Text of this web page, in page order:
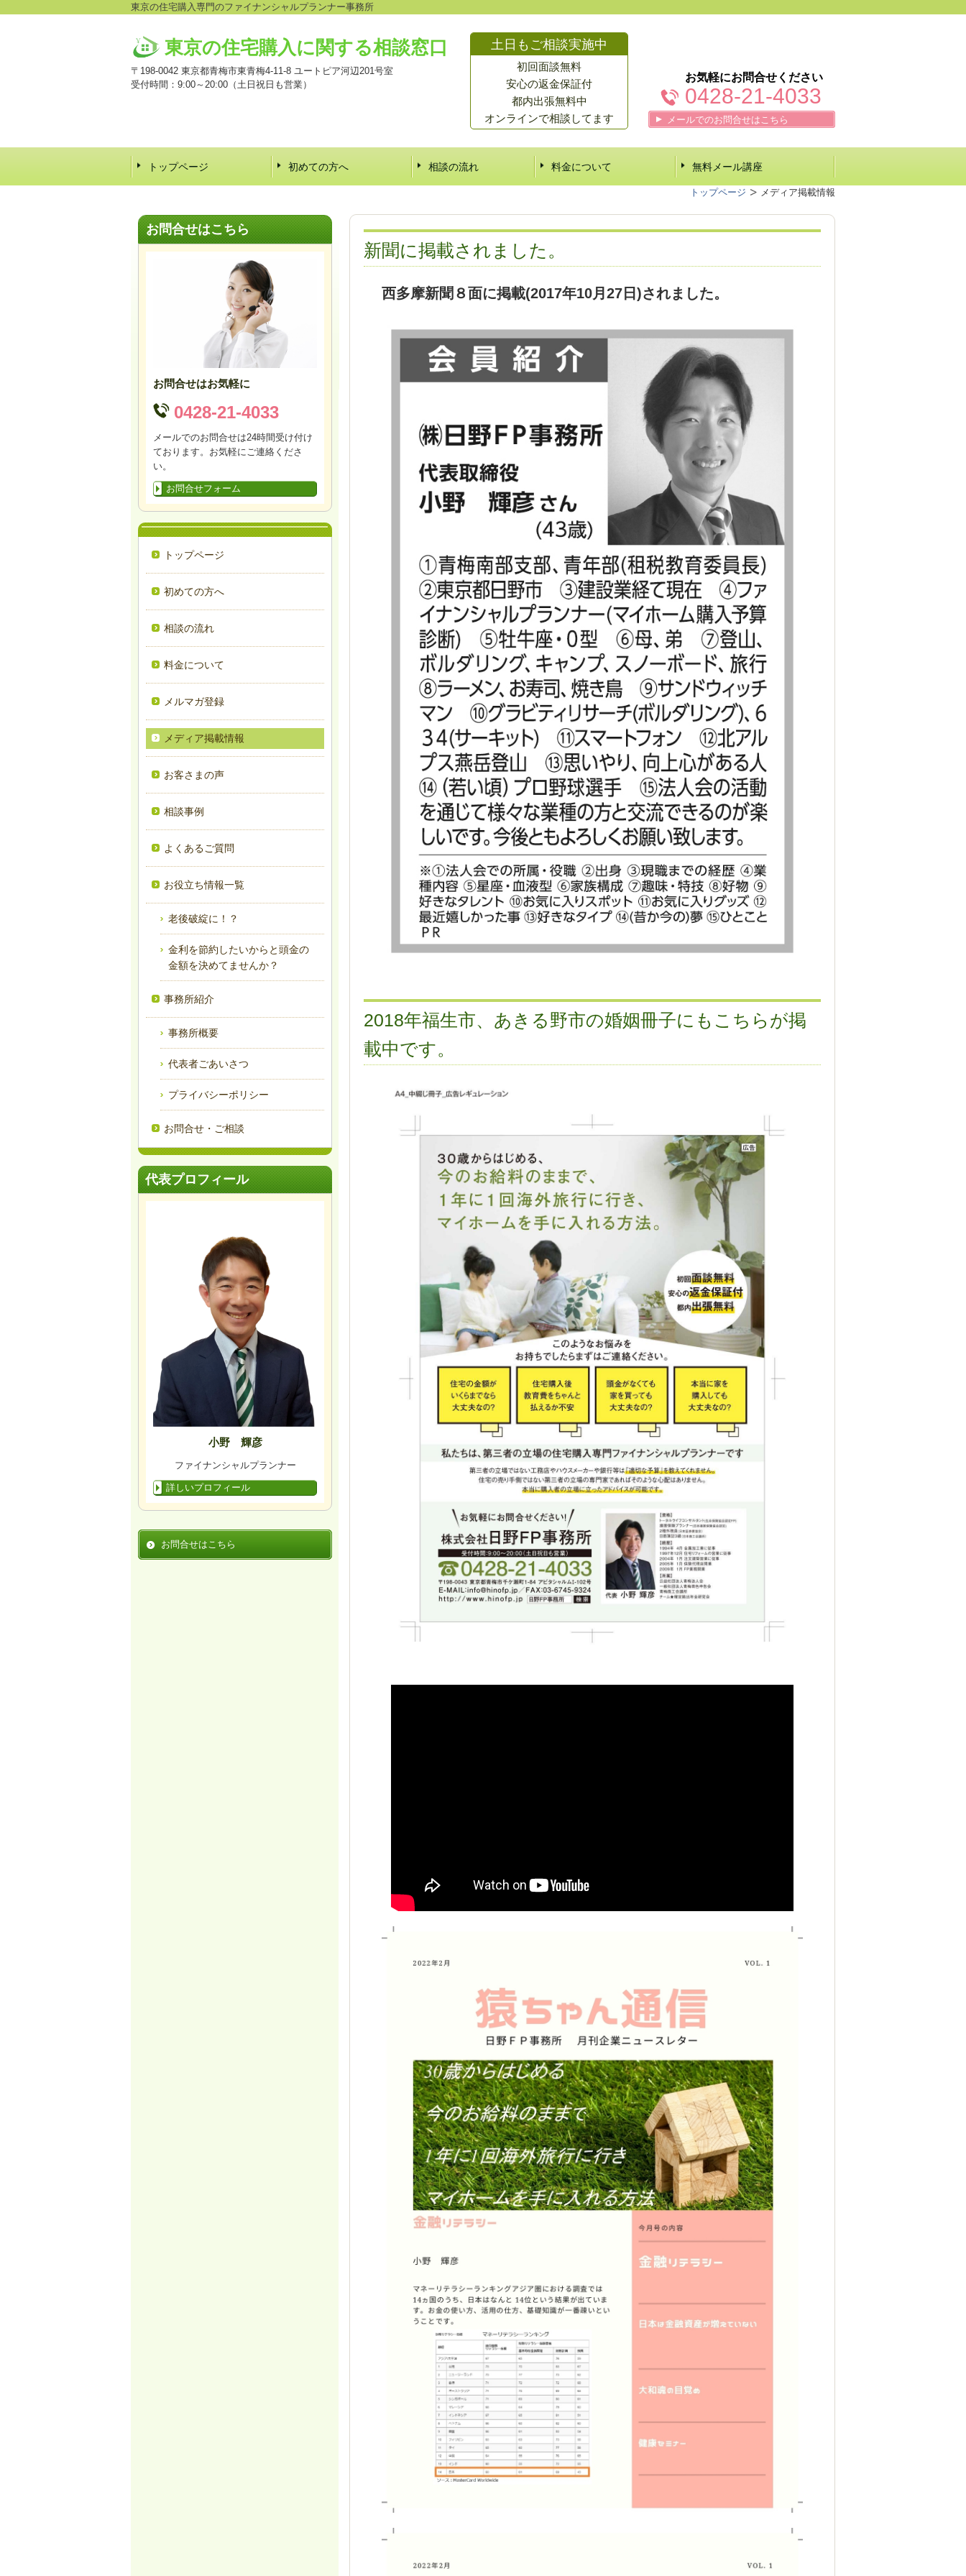
東京の住宅購入専門のファイナンシャルプランナー事務所
東京の住宅購入に関する相談窓口
〒198-0042 東京都青梅市東青梅4-11-8 ユートピア河辺201号室
受付時間：9:00～20:00（土日祝日も営業）
土日もご相談実施中
初回面談無料
安心の返金保証付
都内出張無料中
オンラインで相談してます
お気軽にお問合せください
0428-21-4033
メールでのお問合せはこちら
トップページ 初めての方へ 相談の流れ 料金について 無料メール講座
トップページ メディア掲載情報
新聞に掲載されました。
西多摩新聞８面に掲載(2017年10月27日)されました。
2018年福生市、あきる野市の婚姻冊子にもこちらが掲
載中です。
お問合せはこちら
お問合せはお気軽に
0428-21-4033
メールでのお問合せは24時間受け付け
ております。お気軽にご連絡くださ
い。
お問合せフォーム
トップページ
初めての方へ
相談の流れ
料金について
メルマガ登録
メディア掲載情報
お客さまの声
相談事例
よくあるご質問
お役立ち情報一覧
老後破綻に！？
金利を節約したいからと頭金の
金額を決めてませんか？
事務所紹介
事務所概要
代表者ごあいさつ
プライバシーポリシー
お問合せ・ご相談
代表プロフィール
小野 輝彦
ファイナンシャルプランナー
詳しいプロフィール
お問合せはこちら